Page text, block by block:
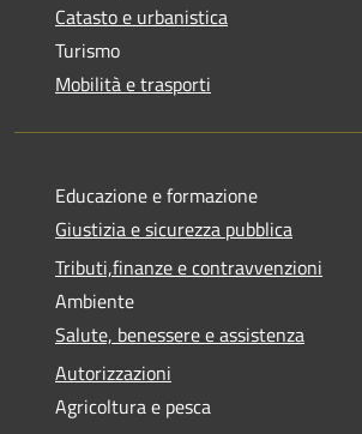
Catasto e urbanistica
Turismo
Mobilità e trasporti
Educazione e formazione
Giustizia e sicurezza pubblica
Tributi,finanze e contravvenzioni
Ambiente
Salute, benessere e assistenza
Autorizzazioni
Agricoltura e pesca